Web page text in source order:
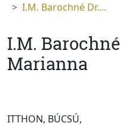
I.M. Barochné Dr....
I.M. Barochné
Marianna
ITTHON, BÚCSÚ,